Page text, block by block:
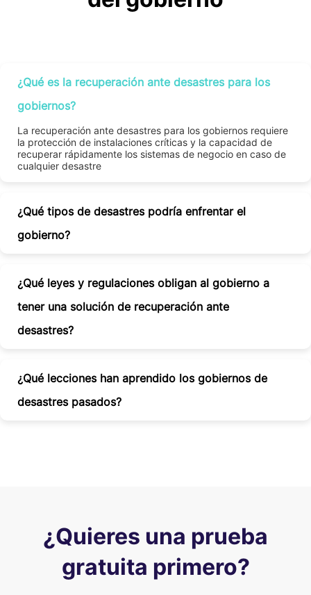
¿Qué es la recuperación ante desastres para los
gobiernos?
La recuperación ante desastres para los gobiernos requiere
la protección de instalaciones críticas y la capacidad de
recuperar rápidamente los sistemas de negocio en caso de
cualquier desastre
¿Qué tipos de desastres podría enfrentar el
gobierno?
¿Qué leyes y regulaciones obligan al gobierno a
tener una solución de recuperación ante
desastres?
¿Qué lecciones han aprendido los gobiernos de
desastres pasados?
¿Quieres una prueba
gratuita primero?